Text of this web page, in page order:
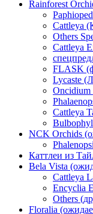
Rainforest
Cattleya
Others
Cattleya
FLASK
Lycaste
Cattleya
NCK Orchids
Каттлеи из
Bela Vista
Cattleya
Encyclia
Others
Floralia